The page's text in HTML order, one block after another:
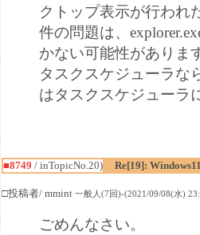
クトップ表示が行われ
件の問題は、
かない可能性がありま
タスクスケジューラな
はタスクスケジューラ
■8749 / inTopicNo.20) Re[19]:
□投稿者/ mmint 一般人(7回)-(2021/09/08(水)
ごめんなさい。